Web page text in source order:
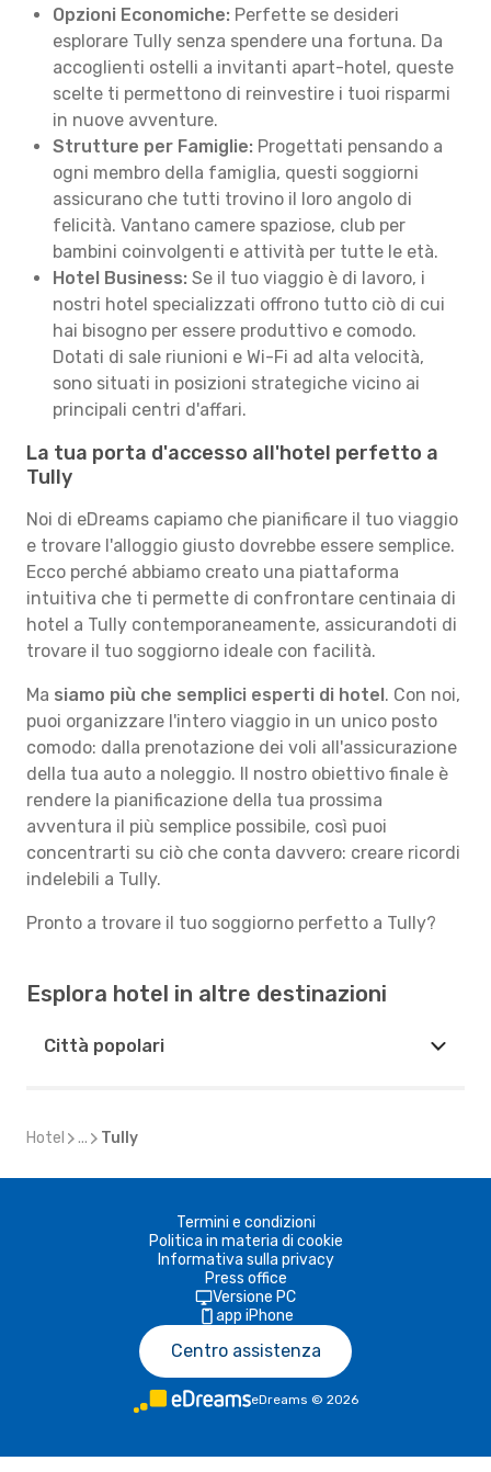
Opzioni Economiche: Perfette se desideri
esplorare Tully senza spendere una fortuna. Da
accoglienti ostelli a invitanti apart-hotel, queste
scelte ti permettono di reinvestire i tuoi risparmi
in nuove avventure.
Strutture per Famiglie: Progettati pensando a
ogni membro della famiglia, questi soggiorni
assicurano che tutti trovino il loro angolo di
felicità. Vantano camere spaziose, club per
bambini coinvolgenti e attività per tutte le età.
Hotel Business: Se il tuo viaggio è di lavoro, i
nostri hotel specializzati offrono tutto ciò di cui
hai bisogno per essere produttivo e comodo.
Dotati di sale riunioni e Wi-Fi ad alta velocità,
sono situati in posizioni strategiche vicino ai
principali centri d'affari.
La tua porta d'accesso all'hotel perfetto a
Tully
Noi di eDreams capiamo che pianificare il tuo viaggio
e trovare l'alloggio giusto dovrebbe essere semplice.
Ecco perché abbiamo creato una piattaforma
intuitiva che ti permette di confrontare centinaia di
hotel a Tully contemporaneamente, assicurandoti di
trovare il tuo soggiorno ideale con facilità.
Ma siamo più che semplici esperti di hotel. Con noi,
puoi organizzare l'intero viaggio in un unico posto
comodo: dalla prenotazione dei voli all'assicurazione
della tua auto a noleggio. Il nostro obiettivo finale è
rendere la pianificazione della tua prossima
avventura il più semplice possibile, così puoi
concentrarti su ciò che conta davvero: creare ricordi
indelebili a Tully.
Pronto a trovare il tuo soggiorno perfetto a Tully?
Esplora hotel in altre destinazioni
Città popolari
Hotel ... Tully
Termini e condizioni
Politica in materia di cookie
Informativa sulla privacy
Press office
Versione PC
app iPhone
Centro assistenza
eDreams © 2026